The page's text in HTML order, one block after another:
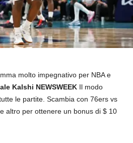
molto impegnativo per NBA e
Kalshi NEWSWEEK Il modo
le partite. Scambia con 76ers vs
altro per ottenere un bonus di $ 10